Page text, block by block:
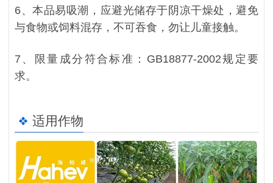
6、本品易吸潮，应避光储存于阴凉干燥处，避免
与食物或饲料混存，不可吞食，勿让儿童接触。
7、限量成分符合标准：GB18877-2002规定要
求。
适用作物